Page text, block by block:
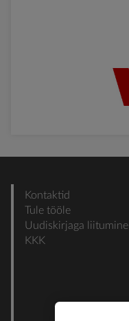
Kontaktid
Tule tööle
Uudiskirjaga liitumine
KKK